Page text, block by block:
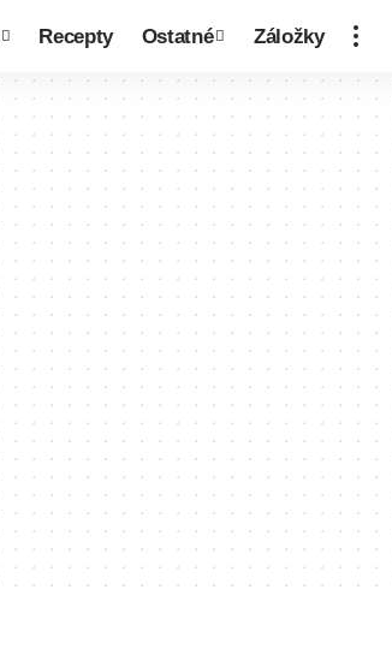
Recepty Ostatné Záložky